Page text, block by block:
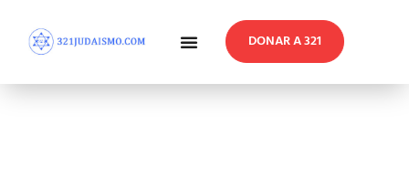
DONAR A 321